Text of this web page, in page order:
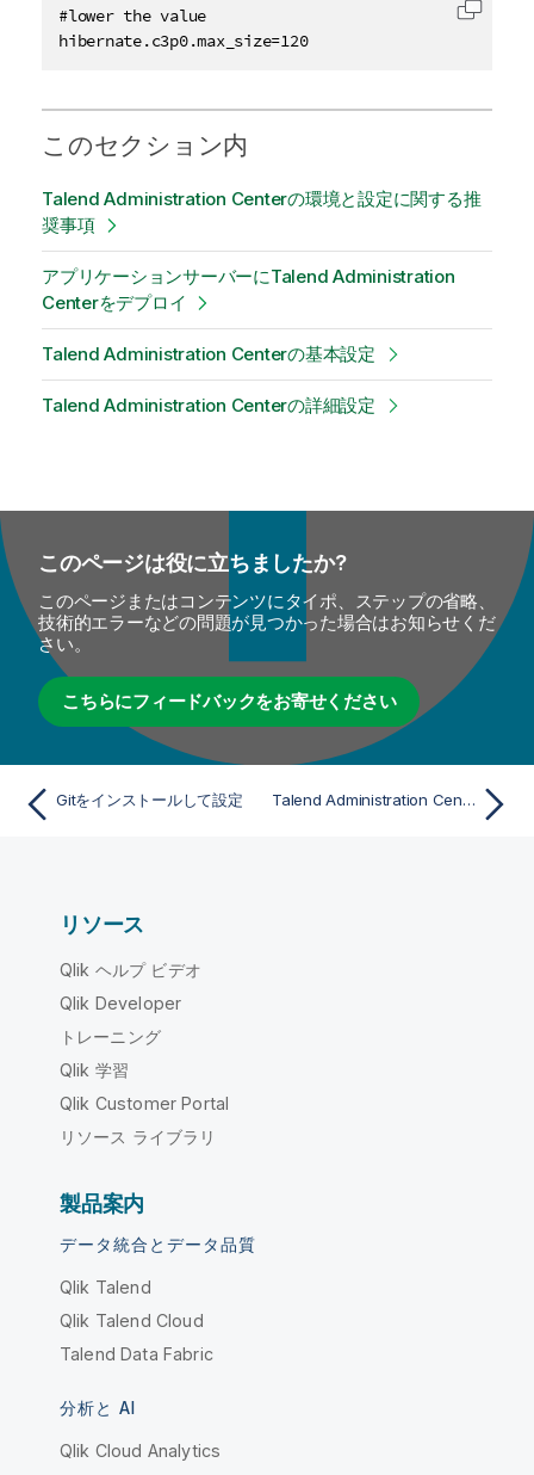
#lower the value
hibernate.c3p0.max_size=120
コード
このセクション内
Talend Administration Centerの環境と設定に関する推
奨事項
アプリケーションサーバーにTalend Administration
Centerをデプロイ
Talend Administration Centerの基本設定
Talend Administration Centerの詳細設定
このページは役に立ちましたか?
このページまたはコンテンツにタイポ、ステップの省略、
技術的エラーなどの問題が見つかった場合はお知らせくだ
さい。
こちらにフィードバックをお寄せください
Gitをインストールして設定 Talend Administration Centerの環境と設定に関する推奨事項
リソース
Qlik ヘルプ ビデオ
Qlik Developer
トレーニング
Qlik 学習
Qlik Customer Portal
リソース ライブラリ
製品案内
データ統合とデータ品質
Qlik Talend
Qlik Talend Cloud
Talend Data Fabric
分析と AI
Qlik Cloud Analytics